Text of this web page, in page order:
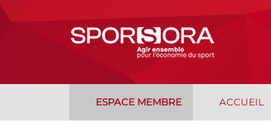
ESPACE MEMBRE ACCUEIL